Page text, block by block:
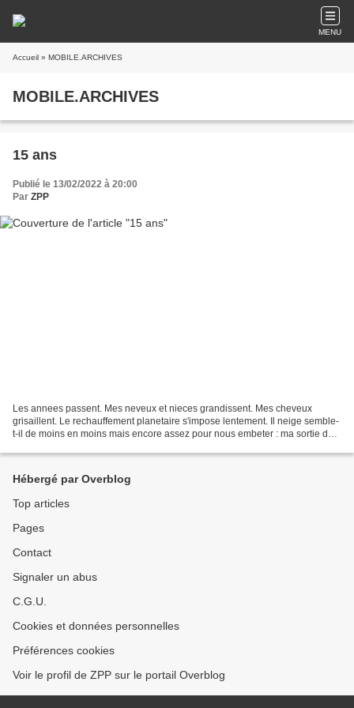
MENU
Accueil » MOBILE.ARCHIVES
MOBILE.ARCHIVES
15 ans
Publié le 13/02/2022 à 20:00
Par ZPP
Les annees passent. Mes neveux et nieces grandissent. Mes cheveux
grisaillent. Le rechauffement planetaire s'impose lentement. Il neige semble-
t-il de moins en moins mais encore assez pour nous embeter : ma sortie de
Hébergé par Overblog
Top articles
Pages
Contact
Signaler un abus
C.G.U.
Cookies et données personnelles
Préférences cookies
Voir le profil de ZPP sur le portail Overblog